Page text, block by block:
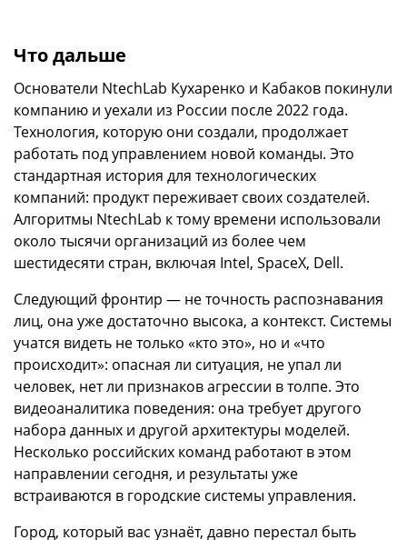
Что дальше
Основатели NtechLab Кухаренко и Кабаков покинули
компанию и уехали из России после 2022 года.
Технология, которую они создали, продолжает
работать под управлением новой команды. Это
стандартная история для технологических
компаний: продукт переживает своих создателей.
Алгоритмы NtechLab к тому времени использовали
около тысячи организаций из более чем
шестидесяти стран, включая Intel, SpaceX, Dell.
Следующий фронтир — не точность распознавания
лиц, она уже достаточно высока, а контекст. Системы
учатся видеть не только «кто это», но и «что
происходит»: опасная ли ситуация, не упал ли
человек, нет ли признаков агрессии в толпе. Это
видеоаналитика поведения: она требует другого
набора данных и другой архитектуры моделей.
Несколько российских команд работают в этом
направлении сегодня, и результаты уже
встраиваются в городские системы управления.
Город, который вас узнаёт, давно перестал быть